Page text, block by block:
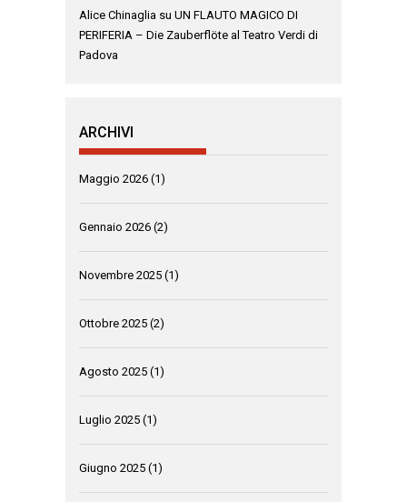
Alice Chinaglia su UN FLAUTO MAGICO DI
PERIFERIA – Die Zauberflöte al Teatro Verdi di
Padova
ARCHIVI
Maggio 2026 (1)
Gennaio 2026 (2)
Novembre 2025 (1)
Ottobre 2025 (2)
Agosto 2025 (1)
Luglio 2025 (1)
Giugno 2025 (1)